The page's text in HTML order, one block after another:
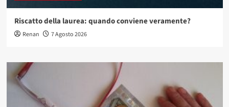
Riscatto della laurea: quando conviene veramente?
Renan 7 Agosto 2026